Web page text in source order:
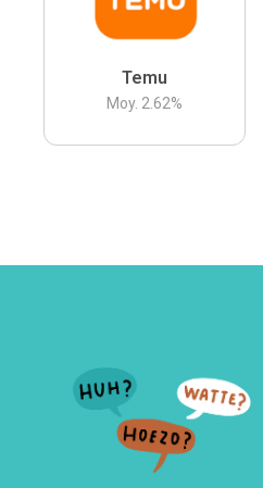
Temu
Moy. 2.62%